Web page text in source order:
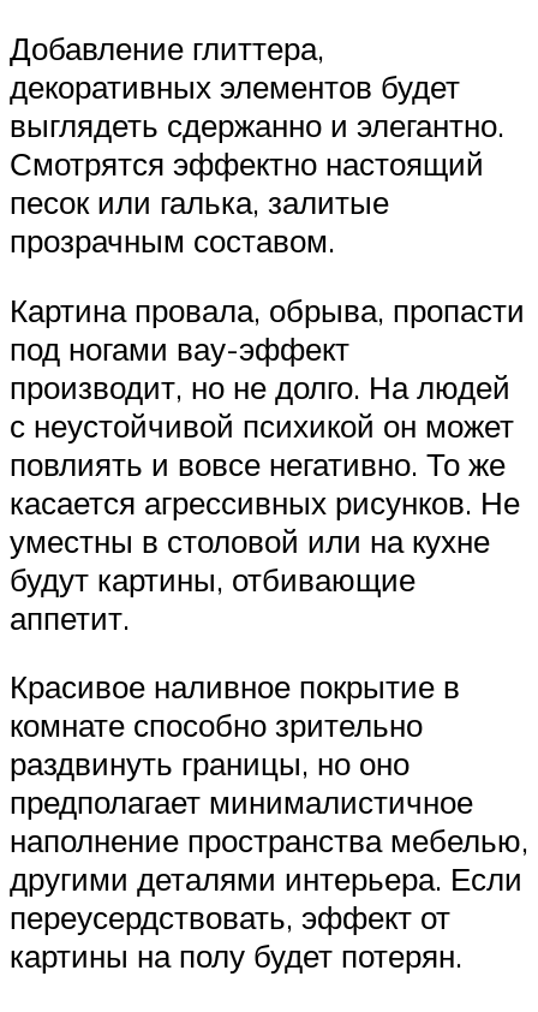
Добавление глиттера,
декоративных элементов будет
выглядеть сдержанно и элегантно.
Смотрятся эффектно настоящий
песок или галька, залитые
прозрачным составом.
Картина провала, обрыва, пропасти
под ногами вау-эффект
производит, но не долго. На людей
с неустойчивой психикой он может
повлиять и вовсе негативно. То же
касается агрессивных рисунков. Не
уместны в столовой или на кухне
будут картины, отбивающие
аппетит.
Красивое наливное покрытие в
комнате способно зрительно
раздвинуть границы, но оно
предполагает минималистичное
наполнение пространства мебелью,
другими деталями интерьера. Если
переусердствовать, эффект от
картины на полу будет потерян.